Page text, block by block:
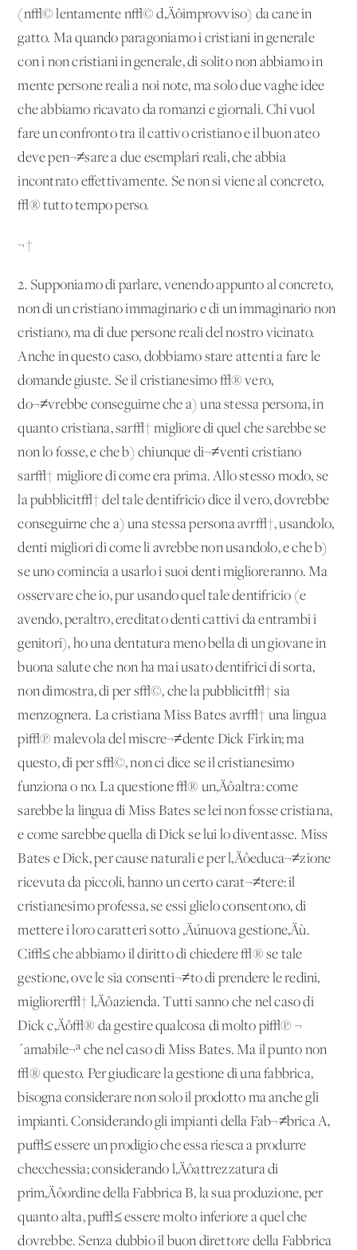
(n√© lentamente n√© d‚Äôimprovviso) da cane in
gatto. Ma quando paragoniamo i cristiani in generale
con i non cristiani in generale, di solito non abbiamo in
mente persone reali a noi note, ma solo due vaghe idee
che abbiamo ricavato da romanzi e giornali. Chi vuol
fare un confronto tra il cattivo cristiano e il buon ateo
deve pen¬≠sare a due esemplari reali, che abbia
incontrato effettivamente. Se non si viene al concreto,
√® tutto tempo perso.
¬†
2. Supponiamo di parlare, venendo appunto al concreto,
non di un cristiano immaginario e di un immaginario non
cristiano, ma di due persone reali del nostro vicinato.
Anche in questo caso, dobbiamo stare attenti a fare le
domande giuste. Se il cristianesimo √® vero,
do¬≠vrebbe conseguirne che a) una stessa persona, in
quanto cristiana, sar√† migliore di quel che sarebbe se
non lo fosse, e che b) chiunque di¬≠venti cristiano
sar√† migliore di come era prima. Allo stesso modo, se
la pubblicit√† del tale dentifricio dice il vero, dovrebbe
conseguirne che a) una stessa persona avr√†, usandolo,
denti migliori di come li avrebbe non usandolo, e che b)
se uno comincia a usarlo i suoi denti miglioreranno. Ma
osservare che io, pur usando quel tale dentifricio (e
avendo, peraltro, ereditato denti cattivi da entrambi i
genitori), ho una dentatura meno bella di un giovane in
buona salute che non ha mai usato dentifrici di sorta,
non dimostra, di per s√©, che la pubblicit√† sia
menzognera. La cristiana Miss Bates avr√† una lingua
pi√π malevola del miscre¬≠dente Dick Firkin; ma
questo, di per s√©, non ci dice se il cristianesimo
funziona o no. La questione √® un‚Äôaltra: come
sarebbe la lingua di Miss Bates se lei non fosse cristiana,
e come sarebbe quella di Dick se lui lo diventasse. Miss
Bates e Dick, per cause naturali e per l‚Äôeduca¬≠zione
ricevuta da piccoli, hanno un certo carat¬≠tere: il
cristianesimo professa, se essi glielo consentono, di
mettere i loro caratteri sotto ‚Äúnuova gestione‚Äù.
Ci√≤ che abbiamo il diritto di chiedere √® se tale
gestione, ove le sia consenti¬≠to di prendere le redini,
migliorer√† l‚Äôazienda. Tutti sanno che nel caso di
Dick c‚Äô√® da gestire qualcosa di molto pi√π ¬
´amabile¬ª che nel caso di Miss Bates. Ma il punto non
√® questo. Per giudicare la gestione di una fabbrica,
bisogna considerare non solo il prodotto ma anche gli
impianti. Considerando gli impianti della Fab¬≠brica A,
pu√≤ essere un prodigio che essa riesca a produrre
checchessia; considerando l‚Äôattrezzatura di
prim‚Äôordine della Fabbrica B, la sua produzione, per
quanto alta, pu√≤ essere molto inferiore a quel che
dovrebbe. Senza dubbio il buon direttore della Fabbrica